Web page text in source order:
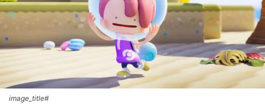
#image_title